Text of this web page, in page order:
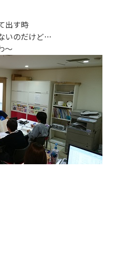
出す時
いのだけど…
～